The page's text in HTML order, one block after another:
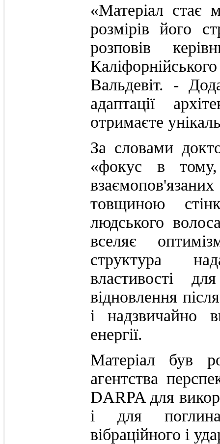
«Матеріал стає
розмірів його
розповів
Вальдевіт. -
адаптації
отримаєте
За словами
«фокус в
товщиною
людського
вселяє
структура
властивості
відновлення
і надзвичайно
енергії.
Матеріал був
агентства
DARPA для
і для
вібраційного і